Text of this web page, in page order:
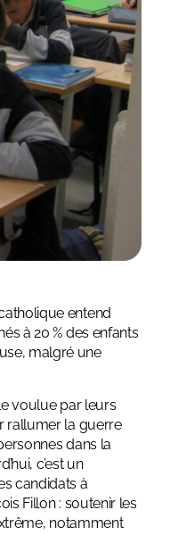
entend
à 20 % des enfants
malgré une
voulue par leurs
rallumer la guerre
dans la
c’est un
candidats à
Fillon : soutenir les
notamment